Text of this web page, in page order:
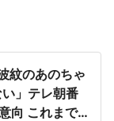
紋のあのちゃ
」テレ朝番
向 これまで